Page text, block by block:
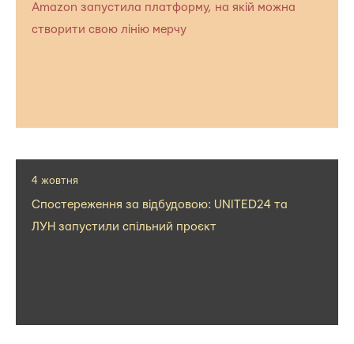
Amazon запустила платформу, на якій можна
створити свою лінію мерчу
4 жовтня
Спостереження за відбудовою: UNITED24 та
ЛУН запустили спільний проєкт